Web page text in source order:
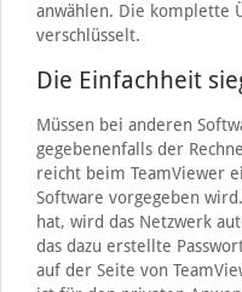
anwählen. Die komplette
verschlüsselt.
Die Einfachheit
Müssen bei anderen
gegebenenfalls der
reicht beim TeamViewer
Software vorgegeben
hat, wird das Netzwerk
das dazu erstellte
auf der Seite von